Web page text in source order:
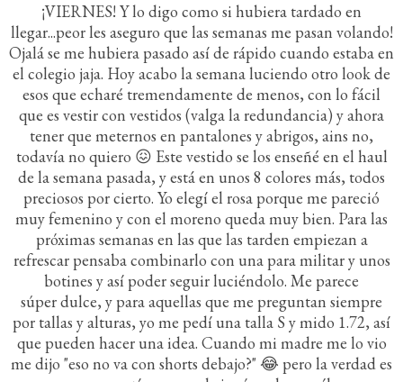
¡VIERNES! Y lo digo como si hubiera tardado en
llegar...peor les aseguro que las semanas me pasan volando!
Ojalá se me hubiera pasado así de rápido cuando estaba en
el colegio jaja. Hoy acabo la semana luciendo otro look de
esos que echaré tremendamente de menos, con lo fácil
que es vestir con vestidos (valga la redundancia) y ahora
tener que meternos en pantalones y abrigos, ains no,
todavía no quiero 😖 Este vestido se los enseñé en el haul
de la semana pasada, y está en unos 8 colores más, todos
preciosos por cierto. Yo elegí el rosa porque me pareció
muy femenino y con el moreno queda muy bien. Para las
próximas semanas en las que las tarden empiezan a
refrescar pensaba combinarlo con una para militar y unos
botines y así poder seguir luciéndolo. Me parece
súper dulce, y para aquellas que me preguntan siempre
por tallas y alturas, yo me pedí una talla S y mido 1.72, así
que pueden hacer una idea. Cuando mi madre me lo vio
me dijo "eso no va con shorts debajo?" 😂 pero la verdad es